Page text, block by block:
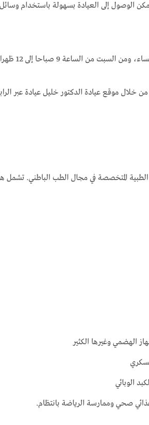
عيادة في شارع كونتسهامر، 14195 برلين، ألمانيا. ويمكن الوصول
المتخصصة في مجال الطب الباطني. تشمل
الهضمي وغيرها الكثير
الوبائي
صحي وممارسة الرياضة بانتظام.